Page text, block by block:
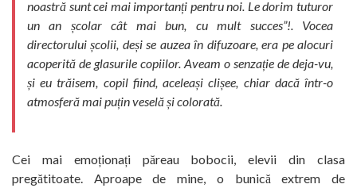
noastră sunt cei mai importanți pentru noi. Le dorim tuturor
un an școlar cât mai bun, cu mult succes”!. Vocea
directorului școlii, deși se auzea în difuzoare, era pe alocuri
acoperită de glasurile copiilor. Aveam o senzație de deja-vu,
și eu trăisem, copil fiind, aceleași clișee, chiar dacă într-o
atmosferă mai puțin veselă și colorată.
Cei mai emoționați păreau bobocii, elevii din clasa
pregătitoate. Aproape de mine, o bunică extrem de